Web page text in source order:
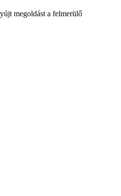
megoldást a felmerülő